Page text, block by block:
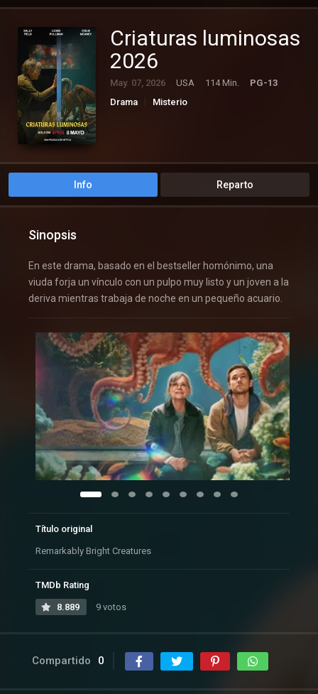
Criaturas luminosas
2026
May. 07, 2026 USA 114 Min.
PG-13
Drama
Misterio
Info Reparto
Sinopsis
En este drama, basado en el bestseller homónimo, una
viuda forja un vínculo con un pulpo muy listo y un joven a la
deriva mientras trabaja de noche en un pequeño acuario.
Título original
Remarkably Bright Creatures
TMDb Rating
8.889 9 votos
Compartido 0